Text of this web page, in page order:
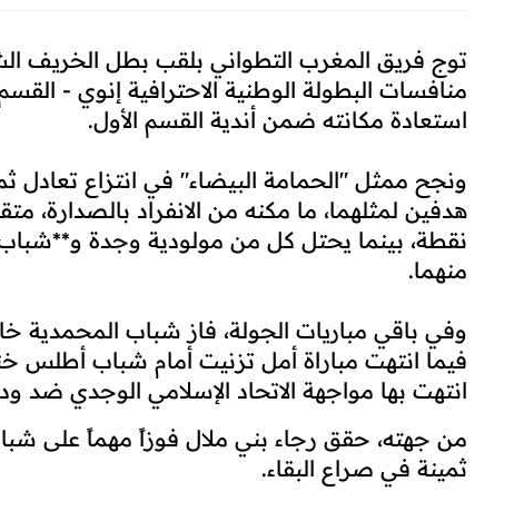
منافسات البطولة الوطنية الاحترافية إنوي -
استعادة مكانته ضمن أندية القسم الأول.
ونجح ممثل "الحمامة البيضاء" في انتزاع تعادل
منهما.
وفي باقي مباريات الجولة، فاز شباب المحمدية
فيما انتهت مباراة أمل تزنيت أمام شباب أطلس
انتهت بها مواجهة الاتحاد الإسلامي الوجدي ضد
من جهته، حقق رجاء بني ملال فوزاً مهماً على
ثمينة في صراع البقاء.